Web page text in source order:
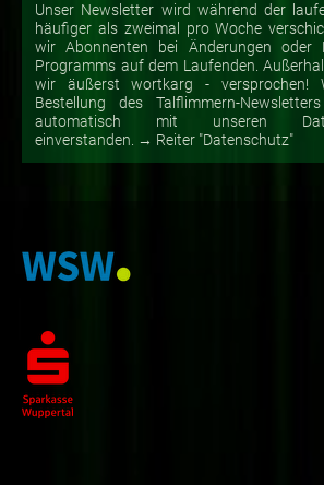
Unser Newsletter wird während der
häufiger als zweimal pro Woche
wir Abonnenten bei Änderungen oder
Programms auf dem Laufenden.
wir äußerst wortkarg - versprochen!
Bestellung des Talflimmern-
automatisch mit unseren
einverstanden. → Reiter "Datenschutz"